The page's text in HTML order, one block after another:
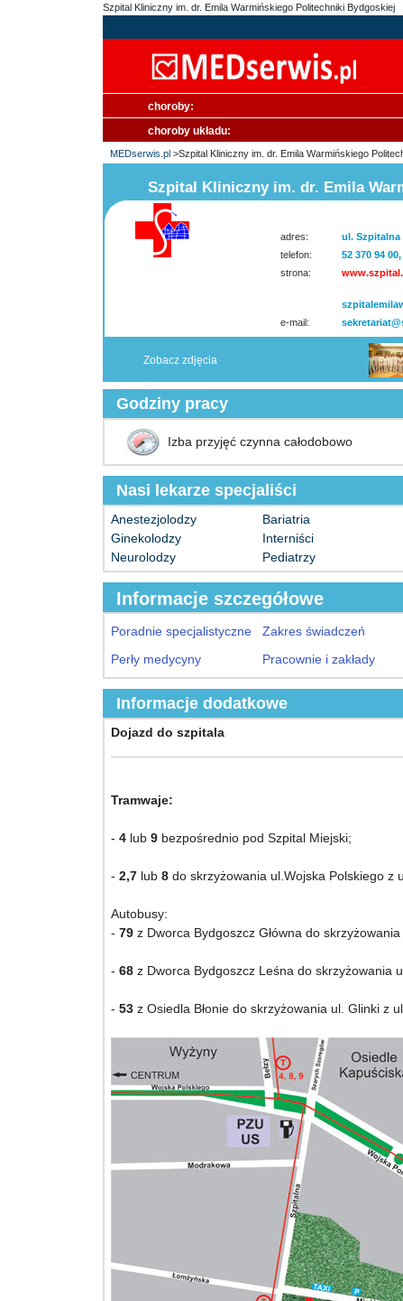
Szpital Kliniczny im. dr. Emila Warmińskiego Politechniki Bydgoskiej
choroby:
choroby układu:
MEDserwis.pl >Szpital Kliniczny im. dr. Emila Warmińskiego
Szpital Kliniczny im. dr. Emila
adres:
ul. Szpitalna
telefon:
52 370 94
strona:
e-mail:
Zobacz zdjęcia
Godziny pracy
Izba przyjęć czynna całodobowo
Nasi lekarze specjaliści
Anestezjolodzy Bariatria
Ginekolodzy
Interniści
Neurolodzy
Pediatrzy
Informacje szczegółowe
Poradnie specjalistyczne Zakres świadczeń
Perły medycyny
Pracownie i zakłady
Informacje dodatkowe
Dojazd do szpitala
Tramwaje:
- 4 lub 9 bezpośrednio pod Szpital Miejski;
- 2,7 lub 8 do skrzyżowania ul.Wojska Polskiego z
Autobusy:
- 79 z Dworca Bydgoszcz Główna do
- 68 z Dworca Bydgoszcz Leśna do skrzyżowania
- 53 z Osiedla Błonie do skrzyżowania ul. Glinki z